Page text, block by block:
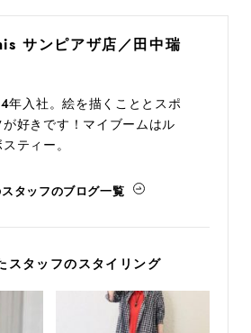
サンピアザ店／田中瑞
年入社。絵を描くこととスポ
が好きです！マイブームはル
ティー。
タッフのブログ一覧
スタッフのスタイリング